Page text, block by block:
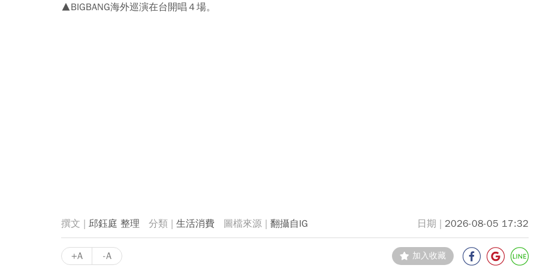
▲BIGBANG海外巡演在台開唱４場。
邱鈺庭 整理 生活消費 翻攝自IG 2026-08-05 17:32
+A -A 加入收藏